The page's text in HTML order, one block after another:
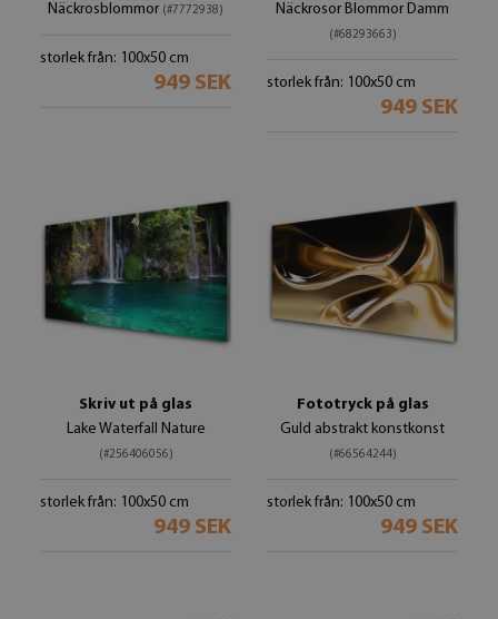
Näckrosblommor (#7772938)
storlek från: 100x50 cm
949 SEK
Näckrosor Blommor Damm
(#68293663)
storlek från: 100x50 cm
949 SEK
Skriv ut på glas
Lake Waterfall Nature
(#256406056)
storlek från: 100x50 cm
949 SEK
Fototryck på glas
Guld abstrakt konstkonst
(#66564244)
storlek från: 100x50 cm
949 SEK